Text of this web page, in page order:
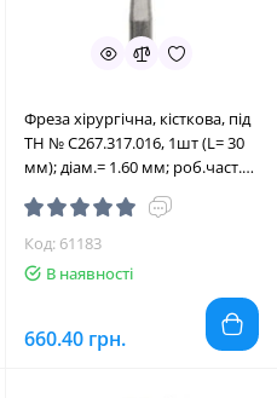
Фреза хірургічна, кісткова, під
ТН № C267.317.016, 1шт (L= 30
мм); діам.= 1.60 мм; роб.част.=
9.0 мм (Edenta/Едента)
Код: 61183
В наявності
660.40 грн.